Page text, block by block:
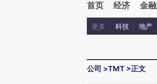
首页 经济 金融
更多 科技 地产
公司 >TMT >正文